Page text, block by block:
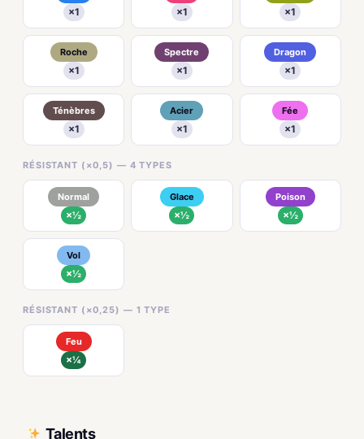
×1 ×1 ×1
Roche
×1
Spectre
×1
Dragon
×1
Ténèbres
×1
Acier
×1
Fée
×1
RÉSISTANT (×0,5) — 4 TYPES
Normal
×½
Glace
×½
Poison
×½
Vol
×½
RÉSISTANT (×0,25) — 1 TYPE
Feu
×¼
Talents